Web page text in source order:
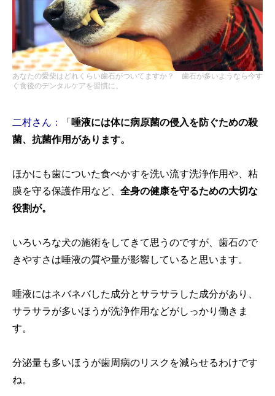
あなたの愛柴はどれくらい歯石がついてますか？ 歯石が多いようなら今す
ぐ食後のデンタルケアを習慣に。
二村さん： 「唾液には体に病原菌の侵入を防ぐための殺
菌、抗菌作用があります。
ほかにも歯についた食べかすを洗い流す洗浄作用や、粘
膜を守る保護作用など、 全身の健康を守るための大切な
役割が。
いろいろな犬の施術をしてきて思うのですが、歯石ので
きやすさは唾液の質や量が影響していると思います。
唾液にはネバネバした成分とサラサラした成分があり、
サラサラが多いほうが洗浄作用などがしっかり働きま
す。
分泌量も多いほうが歯周病のリスクを減らせるわけです
ね。